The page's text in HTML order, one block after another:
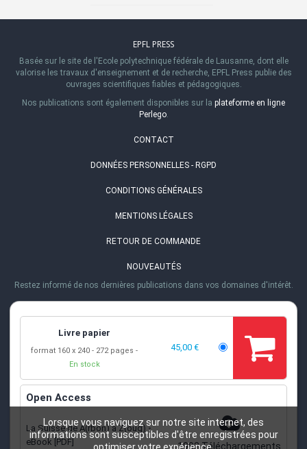
Lorsque vous naviguez sur notre site internet, des
informations sont susceptibles d'être enregistrées pour
Livre papier
format 160 x 240
272 pages
En stock
45,00 €
Open Access
La Suisse de A(rbon) à Z(oug)-
eBook [PDF] 1992Téléchargements
EPFL PRESS
Basée sur le site de l'Ecole polytechnique fédérale de Lausanne, dont elle
valorise les travaux d'enseignement et de recherche, EPFL Press publie des
ouvrages scientifiques fiables et pédagogiques.
Nos publications sont également disponibles sur la plateforme en ligne
Perlego.
CONTACT
DONNÉES PERSONNELLES - RGPD
CONDITIONS GÉNÉRALES
MENTIONS LÉGALES
RETOUR DE COMMANDE
NOUVEAUTÉS
Restez informé de nos dernières publications dans vos domaines d'intérêt.
Station 20
EMAIL
HEURES D'OUVERTURE
Lu-Ve 8h00 - 17h00